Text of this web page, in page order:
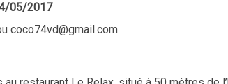
05/2017
coco74vd@gmail.com